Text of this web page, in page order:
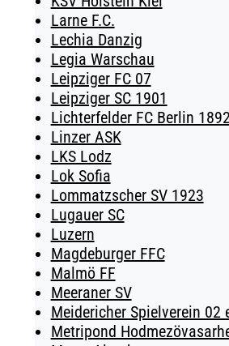
Larne F.C.
Lechia Danzig
Legia Warschau
Leipziger FC 07
Leipziger SC 1901
Lichterfelder FC Berlin
Linzer ASK
LKS Lodz
Lok Sofia
Lommatzscher SV 1923
Lugauer SC
Luzern
Magdeburger FFC
Malmö FF
Meeraner SV
Meidericher Spielverein 02
Metripond